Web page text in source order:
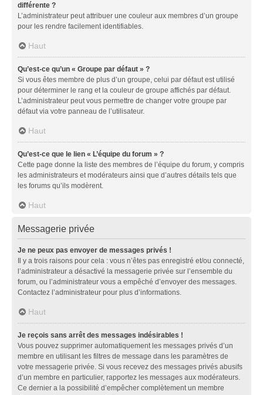
différente ?
L’administrateur peut attribuer une couleur aux membres d’un groupe
pour les rendre facilement identifiables.
Haut
Qu’est-ce qu’un « Groupe par défaut » ?
Si vous êtes membre de plus d’un groupe, celui par défaut est utilisé
pour déterminer le rang et la couleur de groupe affichés par défaut.
L’administrateur peut vous permettre de changer votre groupe par
défaut via votre panneau de l’utilisateur.
Haut
Qu’est-ce que le lien « L’équipe du forum » ?
Cette page donne la liste des membres de l’équipe du forum, y compris
les administrateurs et modérateurs ainsi que d’autres détails tels que
les forums qu’ils modèrent.
Haut
Messagerie privée
Je ne peux pas envoyer de messages privés !
Il y a trois raisons pour cela : vous n’êtes pas enregistré et/ou connecté,
l’administrateur a désactivé la messagerie privée sur l’ensemble du
forum, ou l’administrateur vous a empêché d’envoyer des messages.
Contactez l’administrateur pour plus d’informations.
Haut
Je reçois sans arrêt des messages indésirables !
Vous pouvez supprimer automatiquement les messages privés d’un
membre en utilisant les filtres de message dans les paramètres de
votre messagerie privée. Si vous recevez des messages privés abusifs
d’un membre en particulier, rapportez les messages aux modérateurs.
Ce dernier a la possibilité d’empêcher complètement un membre